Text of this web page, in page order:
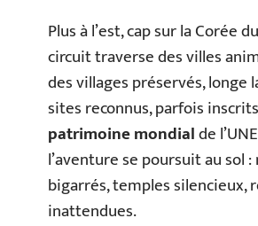
Plus à l’est, cap sur la Corée
circuit traverse des villes
des villages préservés, longe
sites reconnus, parfois
patrimoine mondialde
l’aventure se poursuit au sol :
bigarrés, temples silencieux,
inattendues.